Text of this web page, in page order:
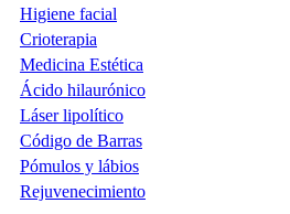
Higiene facial
Crioterapia
Medicina Estética
Ácido hilaurónico
Láser lipolítico
Código de Barras
Pómulos y lábios
Rejuvenecimiento